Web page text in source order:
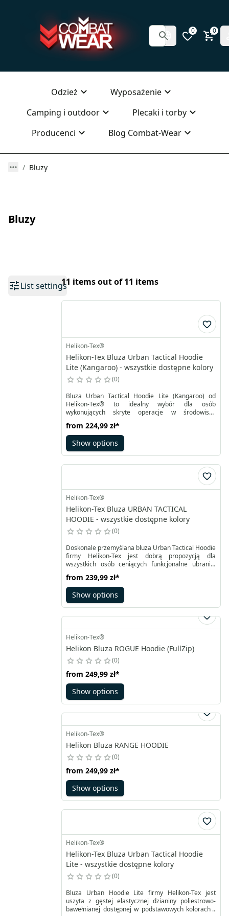
0 0
Odzież
Wyposażenie
Camping i outdoor
Plecaki i torby
Producenci
Blog Combat-Wear
Bluzy
Bluzy
List settings11 items out of 11 items
Helikon-Tex®
Helikon-Tex Bluza Urban Tactical Hoodie
Lite (Kangaroo) - wszystkie dostępne kolory
0
Bluza Urban Tactical Hoodie Lite (Kangaroo) od
Helikon-Tex® to idealny wybór dla osób
wykonujących skryte operacje w środowisku
wszystkich, którzy preferują klasyczne, wygodne
ubrania z możliwością przenoszenia codziennego
ekwipunku. Elastyczny materiał zapewnia swobodę
ruchów, a kieszenie wewnątrz bluzy ułatwiają
from 224,99 zł*
Show options
Helikon-Tex®
Helikon-Tex Bluza URBAN TACTICAL
HOODIE - wszystkie dostępne kolory
0
Doskonale przemyślana bluza Urban Tactical Hoodie
firmy Helikon-Tex jest dobrą propozycją dla
wszystkich osób ceniących funkcjonalne ubrania.
specjalnej strukturze zapewnia wygodę na co dzień.
from 239,99 zł*
Show options
Helikon-Tex®
Helikon Bluza ROGUE Hoodie (FullZip)
0
from 249,99 zł*
Show options
Helikon-Tex®
Helikon Bluza RANGE HOODIE
0
from 249,99 zł*
Show options
Helikon-Tex®
Helikon-Tex Bluza Urban Tactical Hoodie
Lite - wszystkie dostępne kolory
0
Bluza Urban Hoodie Lite firmy Helikon-Tex jest
uszyta z gęstej elastycznej dzianiny poliestrowo-
bawełnianej dostępnej w podstawowych kolorach -